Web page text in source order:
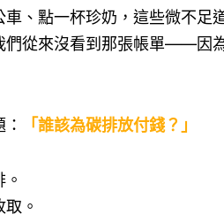
、點一杯珍奶，這些微不足
們從來沒看到那張帳單——因
「誰該為碳排放付錢？」
。